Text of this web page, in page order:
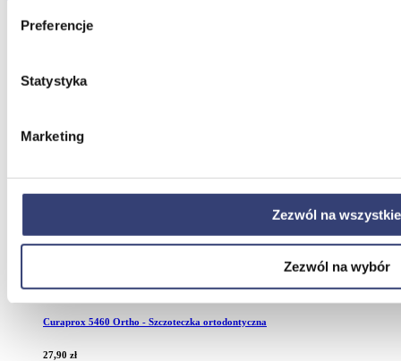
Preferencje
Statystyka
Marketing
Zezwól na wszystkie
Zezwól na wybór
Wybielająca pasta Opalescence whitening cool mint 100 ml / 133 g
Dodaj do koszyka
Curaprox 5460 Ortho - Szczoteczka ortodontyczna
27,90 zł